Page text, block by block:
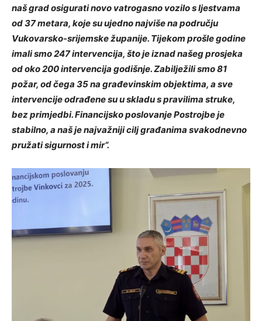
naš grad osigurati novo vatrogasno vozilo s ljestvama
od 37 metara, koje su ujedno najviše na području
Vukovarsko-srijemske županije. Tijekom prošle godine
imali smo 247 intervencija, što je iznad našeg prosjeka
od oko 200 intervencija godišnje. Zabilježili smo 81
požar, od čega 35 na građevinskim objektima, a sve
intervencije odrađene su u skladu s pravilima struke,
bez primjedbi. Financijsko poslovanje Postrojbe je
stabilno, a naš je najvažniji cilj građanima svakodnevno
pružati sigurnost i mir“.